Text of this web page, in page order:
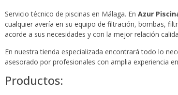
Servicio técnico de piscinas en Málaga. En Azur
cualquier avería en su equipo de filtración, bombas,
acorde a sus necesidades y con la mejor relación
En nuestra tienda especializada encontrará todo lo
asesorado por profesionales con amplia experiencia
Productos: